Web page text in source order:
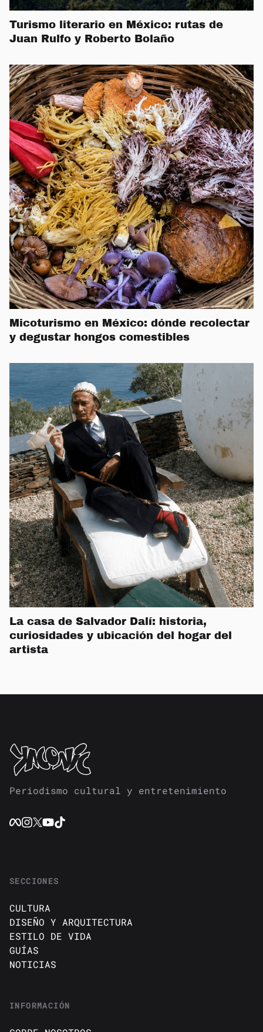
Turismo literario en México: rutas de
Juan Rulfo y Roberto Bolaño
Micoturismo en México: dónde recolectar
y degustar hongos comestibles
La casa de Salvador Dalí: historia,
curiosidades y ubicación del hogar del
artista
Periodismo cultural y entretenimiento
SECCIONES
CULTURA
DISEÑO Y ARQUITECTURA
ESTILO DE VIDA
GUÍAS
NOTICIAS
INFORMACIÓN